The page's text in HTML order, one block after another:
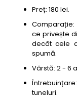
Preț: 180 lei.
Comparație:
ce privește
decât cele
spumă.
Vârstă: 2 - 6
tuneluri.